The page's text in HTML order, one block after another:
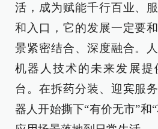
活，成为赋能千行百业、
和入口，它的发展一定要
景紧密结合、深度融合。
机器人技术的未来发展提
台。在拆药分装、迎宾服
器人开始撕下“有价无市”和